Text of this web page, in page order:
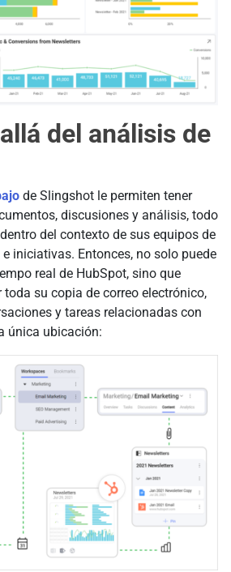
del análisis de
de Slingshot le permiten tener
discusiones y análisis, todo
del contexto de sus equipos de
iniciativas. Entonces, no solo puede
real de HubSpot, sino que
su copia de correo electrónico,
y tareas relacionadas con
única ubicación: